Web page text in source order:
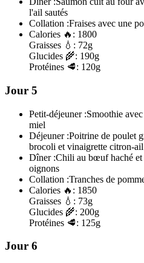
l'ail sautés
Collation :Fraises avec une
Calories 🔥: 1800
Graisses 💧: 72g
Glucides 🌾: 190g
Protéines 🥩: 120g
Jour 5
Petit-déjeuner :Smoothie
miel
Déjeuner :Poitrine de poulet
brocoli et vinaigrette citron-ail
Dîner :Chili au bœuf haché et
oignons
Collation :Tranches de
Calories 🔥: 1850
Graisses 💧: 73g
Glucides 🌾: 200g
Protéines 🥩: 125g
Jour 6